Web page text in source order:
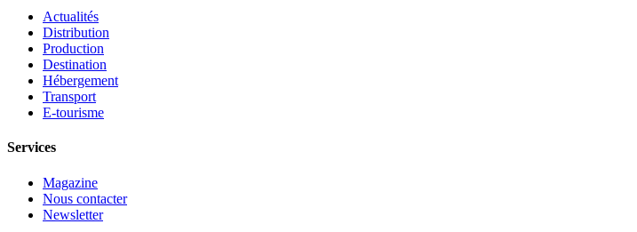
Actualités
Distribution
Production
Destination
Hébergement
Transport
E-tourisme
Services
Magazine
Nous contacter
Newsletter